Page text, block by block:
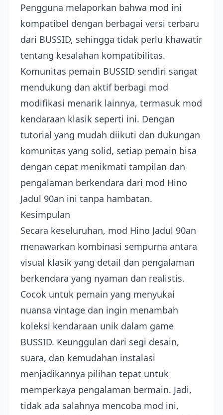
Pengguna melaporkan bahwa mod ini
kompatibel dengan berbagai versi terbaru
dari BUSSID, sehingga tidak perlu khawatir
tentang kesalahan kompatibilitas.
Komunitas pemain BUSSID sendiri sangat
mendukung dan aktif berbagi mod
modifikasi menarik lainnya, termasuk mod
kendaraan klasik seperti ini. Dengan
tutorial yang mudah diikuti dan dukungan
komunitas yang solid, setiap pemain bisa
dengan cepat menikmati tampilan dan
pengalaman berkendara dari mod Hino
Jadul 90an ini tanpa hambatan.
Kesimpulan
Secara keseluruhan, mod Hino Jadul 90an
menawarkan kombinasi sempurna antara
visual klasik yang detail dan pengalaman
berkendara yang nyaman dan realistis.
Cocok untuk pemain yang menyukai
nuansa vintage dan ingin menambah
koleksi kendaraan unik dalam game
BUSSID. Keunggulan dari segi desain,
suara, dan kemudahan instalasi
menjadikannya pilihan tepat untuk
memperkaya pengalaman bermain. Jadi,
tidak ada salahnya mencoba mod ini,